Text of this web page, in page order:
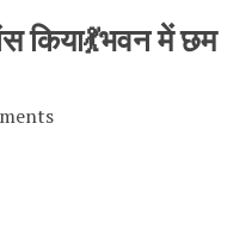
किया💃भवन में छम